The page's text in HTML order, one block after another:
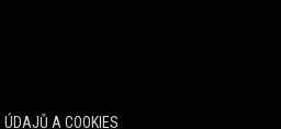
A COOKIES